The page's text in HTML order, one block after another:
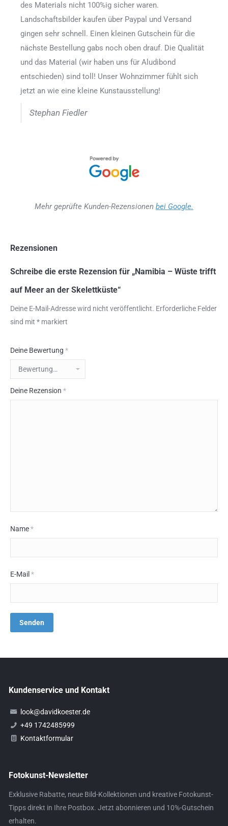
des Materials nicht 100%ig sicher waren.
Landschaftsbilder kaufen über Paypal und Versand
gingen sehr schnell. Einen kleinen Gutschein für die
nächste Bestellung gabs noch oben drauf. Die Qualität
und das Material (wir haben uns für Aludibond
entschieden) sind toll! Unser Wohnzimmer fühlt sich
jetzt an wie eine kleine Kunstausstellung!
Stephan Fiedler
Mehr geprüfte Kunden-Rezensionen bei Google.
Rezensionen
Schreibe die erste Rezension für „Namibia – Wüste trifft
auf Meer an der Skelettküste“
Deine E-Mail-Adresse wird nicht veröffentlicht. Erforderliche Felder
sind mit * markiert
Deine Bewertung *
Deine Rezension *
Name*
E-Mail *
Kundenservice und Kontakt
look@davidkoester.de
+49 1742485999
Kontaktformular
Fotokunst-Newsletter
Exklusive Rabatte, neue Bild-Kollektionen und kreative Fotokunst-
Tipps direkt in Ihre Postbox. Jetzt abonnieren und 10%-Gutschein
erhalten.